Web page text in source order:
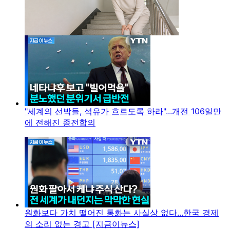
"세계의 선박들, 석유가 흐르도록 하라"...개전 106일만
에 전해진 종전합의
원화보다 가치 떨어진 통화는 사실상 없다...한국 경제
의 소리 없는 경고 [지금이뉴스]